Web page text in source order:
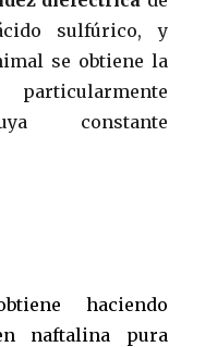
sulfúrico, y
se obtiene la
constante
haciendo
naftalina pura